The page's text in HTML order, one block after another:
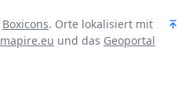
Boxicons. Orte lokalisiert mit
mapire.eu und das Geoportal